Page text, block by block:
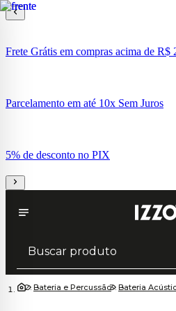
Frete Grátis em compras acima de R$
Parcelamento em até 10x Sem Juros
5% de desconto no PIX
Bateria e Percussão Bateria